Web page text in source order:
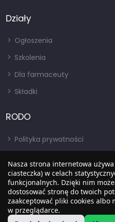
Działy
Ogłoszenia
Szkolenia
Dla farmaceuty
Składki
RODO
Polityka prywatności
RODO
BIP
Nasza strona internetowa
ciasteczka) w celach
funkcjonalnych. Dzięki nim
dostosować stronę do twoich
zaakceptować pliki cookies albo
w przeglądarce.